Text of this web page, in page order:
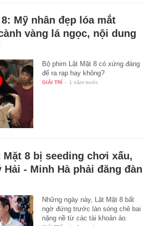
Mỹ nhân đẹp lóa mắt
vàng lá ngọc, nội dung
Bộ phim Lật Mặt 8 có xứng đáng
để ra rạp hay không?
GIẢI TRÍ - 1 năm trước
Mặt 8 bị seeding chơi xấu,
- Minh Hà phải đăng đàn
Những ngày này, Lật Mặt 8 bất
ngờ đứng trước làn sóng chê bai
nặng nề từ các tài khoản ảo.